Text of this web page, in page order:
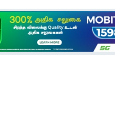
இது அதனுடன்
கேள்விதான் ஐயா!
பல மாணவர்களின்